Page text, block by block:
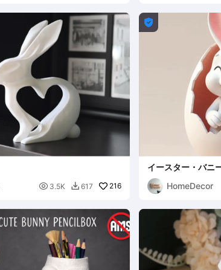
 3.5K  617 216

イースター・バニ
HomeDecor